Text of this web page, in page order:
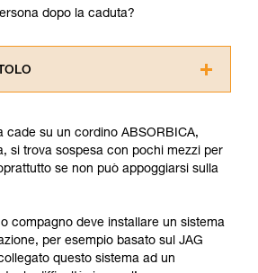
dopo la caduta?
Dovete aver compreso le
dell’istruzione tecnica per poter
ulteriori informazioni.
un professionista la vostra
la manovra, da soli, in piena
di riprodurla autonomamente.
cade su un cordino ABSORBICA,
si trova sospesa con pochi mezzi per
se non può appoggiarsi sulla
compagno deve installare un sistema
per esempio basato sul JAG
questo sistema ad un